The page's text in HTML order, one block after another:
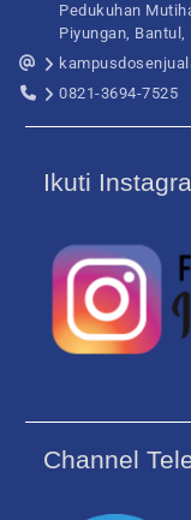
Pedukuhan
Piyungan,
0821-3694-7525
Ikuti
Channel